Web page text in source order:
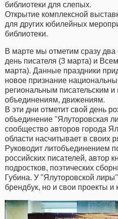
библиотеки для слепых.
Открытие комплексной
для других юбилейных
библиотеки.
В марте мы отметим сразу
день писателя (3 марта) и
марта). Данные праздники
новое признание
региональным писательским и
объединениям, движениям.
В эти дни отметит свой день
объединение "Ялуторовская
сообщество авторов города
области насчитывает в своих
Руководит литобъединением
российских писателей, автор
подростков, поэтических
Губина. У "Ялуторовской
брендбук, но и свои проекты и